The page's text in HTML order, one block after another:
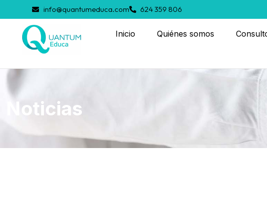
info@quantumeduca.com 624 359 806
Inicio Quiénes somos
Noticias